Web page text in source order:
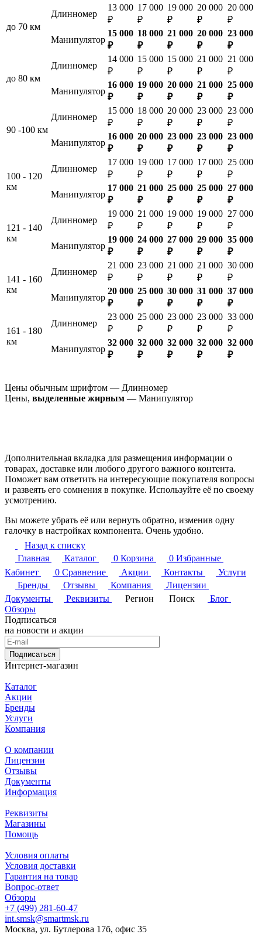
до 70 км
Длинномер
13 000
₽
17 000
₽
19 000
₽
20 000
₽
20 000
₽
Манипулятор
15 000
₽
18 000
₽
21 000
₽
20 000
₽
23 000
₽
до 80 км
Длинномер
14 000
₽
15 000
₽
15 000
₽
21 000
₽
21 000
₽
Манипулятор
16 000
₽
19 000
₽
20 000
₽
21 000
₽
25 000
₽
90 -100 км
Длинномер
15 000
₽
18 000
₽
20 000
₽
23 000
₽
23 000
₽
Манипулятор
16 000
₽
20 000
₽
23 000
₽
23 000
₽
23 000
₽
100 - 120
км
Длинномер
17 000
₽
19 000
₽
17 000
₽
17 000
₽
25 000
₽
Манипулятор
17 000
₽
21 000
₽
25 000
₽
25 000
₽
27 000
₽
121 - 140
км
Длинномер
19 000
₽
21 000
₽
19 000
₽
19 000
₽
27 000
₽
Манипулятор
19 000
₽
24 000
₽
27 000
₽
29 000
₽
35 000
₽
141 - 160
км
Длинномер
21 000
₽
23 000
₽
21 000
₽
21 000
₽
30 000
₽
Манипулятор
20 000
₽
25 000
₽
30 000
₽
31 000
₽
37 000
₽
161 - 180
км
Длинномер
23 000
₽
25 000
₽
23 000
₽
23 000
₽
33 000
₽
Манипулятор
32 000
₽
32 000
₽
32 000
₽
32 000
₽
32 000
₽
Цены обычным шрифтом — Длинномер
Цены, выделенные жирным — Манипулятор
Дополнительная вкладка для размещения информации о
товарах, доставке или любого другого важного контента.
Поможет вам ответить на интересующие покупателя вопросы
и развеять его сомнения в покупке. Используйте её по своему
усмотрению.
Вы можете убрать её или вернуть обратно, изменив одну
галочку в настройках компонента. Очень удобно.
Назад к списку
Главная
Каталог 0 Корзина 0 Избранные
Кабинет
0 Сравнение Акции Контакты
Услуги
Бренды
Отзывы Компания
Лицензии
Документы
Реквизиты Регион Поиск
Блог
Обзоры
Подписаться
на новости и акции
Подписаться
Интернет-магазин
Каталог
Акции
Бренды
Услуги
Компания
О компании
Лицензии
Отзывы
Документы
Информация
Реквизиты
Магазины
Помощь
Условия оплаты
Условия доставки
Гарантия на товар
Вопрос-ответ
Обзоры
+7 (499) 281-60-47
int.smsk@smartmsk.ru
Москва, ул. Бутлерова 17б, офис 35